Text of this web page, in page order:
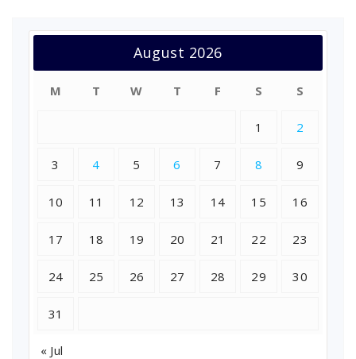
August 2026
M T W T F S S
1 2
3 4 5 6 7 8 9
10 11 12 13 14 15 16
17 18 19 20 21 22 23
24 25 26 27 28 29 30
31
« Jul